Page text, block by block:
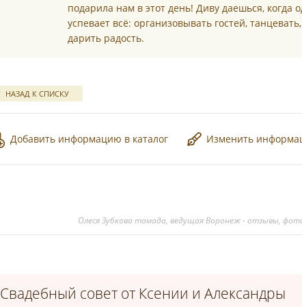
подарила нам в этот день! Диву даешься, когда
успевает всё: организовывать гостей,
дарить радость.
НАЗАД К СПИСКУ
Добавить информацию в каталог Изменить
Олеся Зубкова тамада, ведущая Воронеж - отзывы,
Свадебный совет от Ксении и Александры